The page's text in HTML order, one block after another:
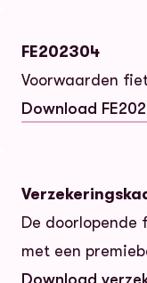
FE202304
Voorwaarden
Download
— FE202304
De doorlopende
met een
Download